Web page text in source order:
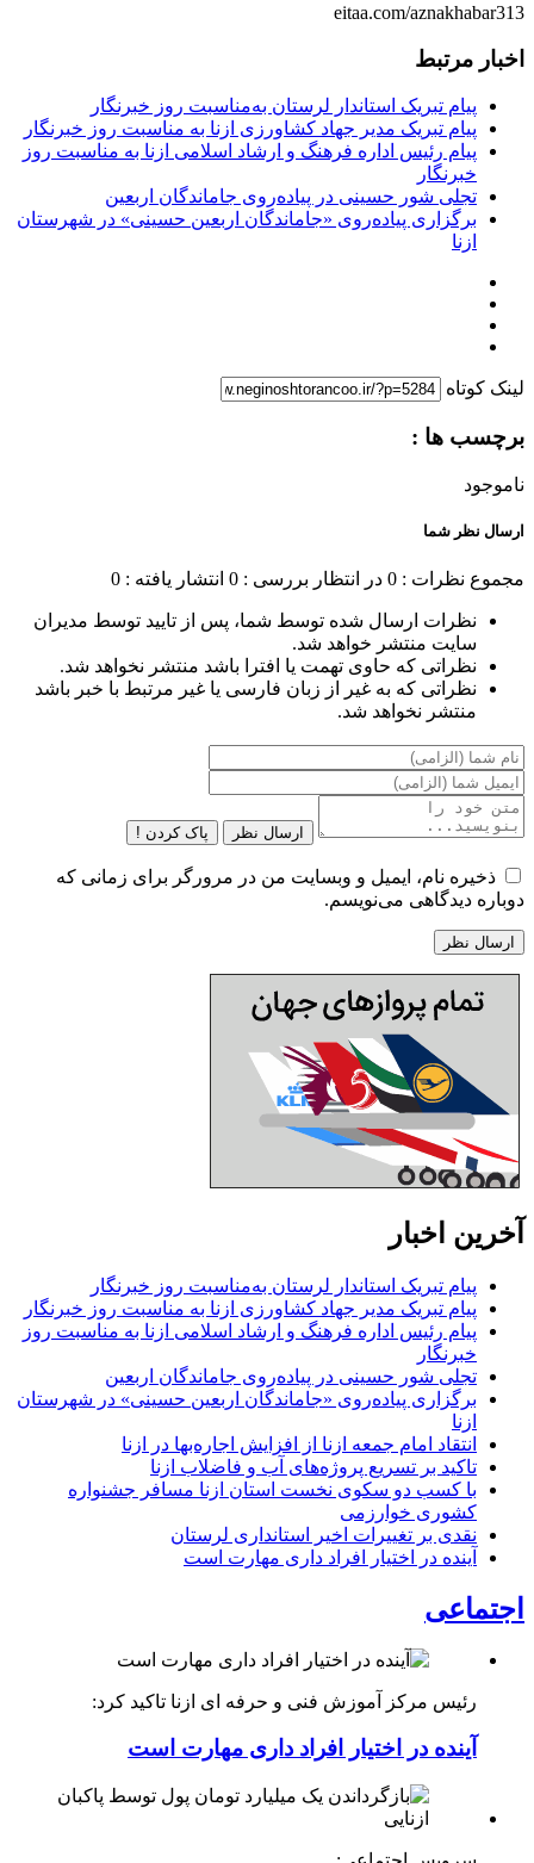
eitaa.com/aznakhabar313
اخبار مرتبط
پیام تبریک استاندار لرستان به‌مناسبت روز خبرنگار
پیام تبریک مدیر جهاد کشاورزی ازنا به مناسبت روز خبرنگار
پیام رئیس اداره فرهنگ و ارشاد اسلامی ازنا به مناسبت روز
خبرنگار
تجلی شور حسینی در پیاده‌روی جاماندگان اربعین
برگزاری پیاده‌روی «جاماندگان اربعین حسینی» در شهرستان
ازنا
لینک کوتاه
برچسب ها :
ناموجود
ارسال نظر شما
مجموع نظرات : 0 در انتظار بررسی : 0 انتشار یافته : 0
نظرات ارسال شده توسط شما، پس از تایید توسط مدیران
سایت منتشر خواهد شد.
نظراتی که حاوی تهمت یا افترا باشد منتشر نخواهد شد.
نظراتی که به غیر از زبان فارسی یا غیر مرتبط با خبر باشد
منتشر نخواهد شد.
ارسال نظر پاک کردن !
ذخیره نام، ایمیل و وبسایت من در مرورگر برای زمانی که
دوباره دیدگاهی می‌نویسم.
آخرین اخبار
پیام تبریک استاندار لرستان به‌مناسبت روز خبرنگار
پیام تبریک مدیر جهاد کشاورزی ازنا به مناسبت روز خبرنگار
پیام رئیس اداره فرهنگ و ارشاد اسلامی ازنا به مناسبت روز
خبرنگار
تجلی شور حسینی در پیاده‌روی جاماندگان اربعین
برگزاری پیاده‌روی «جاماندگان اربعین حسینی» در شهرستان
ازنا
انتقاد امام جمعه ازنا از افزایش اجاره‌بها در ازنا
تاکید بر تسریع پروژه‌های آب و فاضلاب ازنا
با کسب دو سکوی نخست استان ازنا مسافر جشنواره
کشوری خوارزمی
نقدی بر تغییرات اخیر استانداری لرستان
آینده در اختیار افراد داری مهارت است
اجتماعی
رئیس مرکز آموزش فنی و حرفه ای ازنا تاکید کرد:
آینده در اختیار افراد داری مهارت است